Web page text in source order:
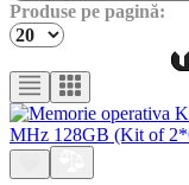
Produse pe pagină: